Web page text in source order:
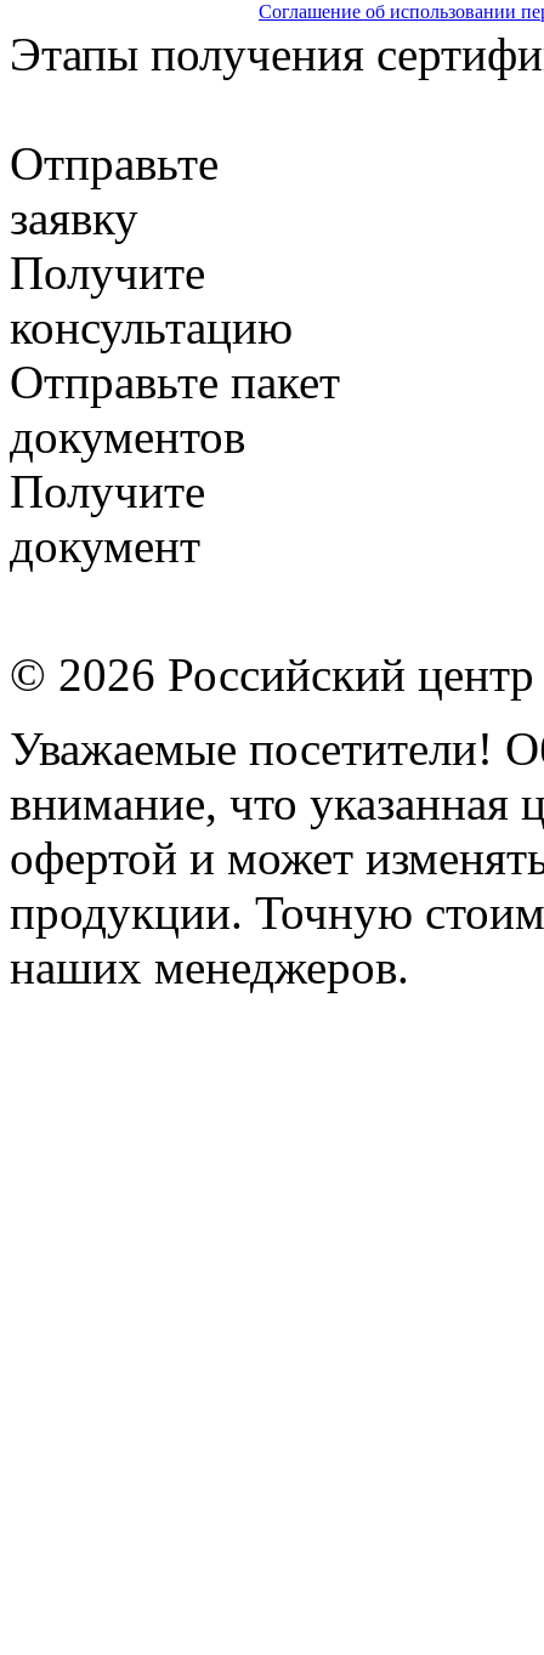
Соглашение об использовании
Этапы получения
Отправьте
заявку
Получите
консультацию
Отправьте пакет
документов
Получите
документ
© 2026 Российский
Уважаемые посетители!
внимание, что указанная
офертой и может
продукции. Точную
наших менеджеров.